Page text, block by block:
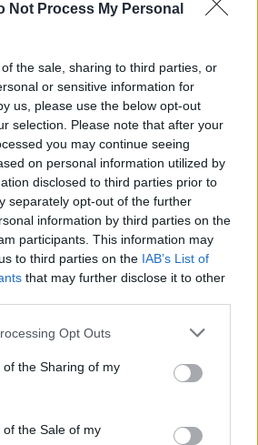
Not Process My Personal
the sale, sharing to third parties, or
or sensitive information for
us, please use the below opt-out
selection. Please note that after your
you may continue seeing
on personal information utilized by
disclosed to third parties prior to
separately opt-out of the further
information by third parties on the
participants. This information may
to third parties on the IAB’s List of
that may further disclose it to other
Opt Outs
the Sharing of my
the Sale of my
előnyből várja a
hosszabbításban búcsúzott a
SE
jutott tovább a Gyergyói VSK
alig változik az
összetétele
a székely derbi
után magabiztosan várják a
Csíkszereda fiataljai